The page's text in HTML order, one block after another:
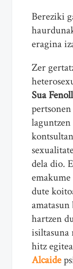
Bereziki
eragina
Zer
Sua Fenoll
dela dio.
dute
hartzen
isiltasuna
hitz
Alcaide